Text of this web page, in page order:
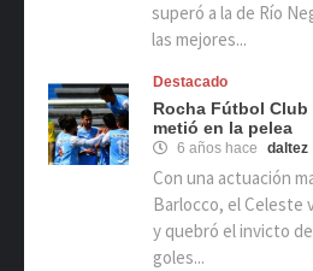
superó a la de Río
las mejores...
Destacado
Rocha Fútbol Club
metió en la pelea
6 años hace daltez
Con una actuación
Barlocco, el Celeste
y quebró el invicto
goles...